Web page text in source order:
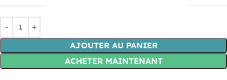
AJOUTER AU PANIER
ACHETER MAINTENANT